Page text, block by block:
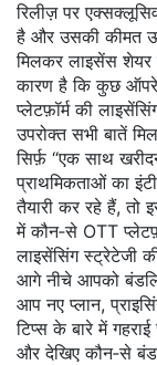
रिलीज़ पर
है और उसकी कीमत
मिलकर लाइसेंस
कारण है कि कुछ
प्लेटफ़ॉर्म की
उपरोक्त सभी बातें
सिर्फ़ “एक साथ
प्राथमिकताओं का
तैयारी कर रहे हैं, तो
में कौन‑से OTT
लाइसेंसिंग स्ट्रेटेजी
आगे नीचे आपको
आप नए प्लान,
टिप्स के बारे में
और देखिए कौन‑से